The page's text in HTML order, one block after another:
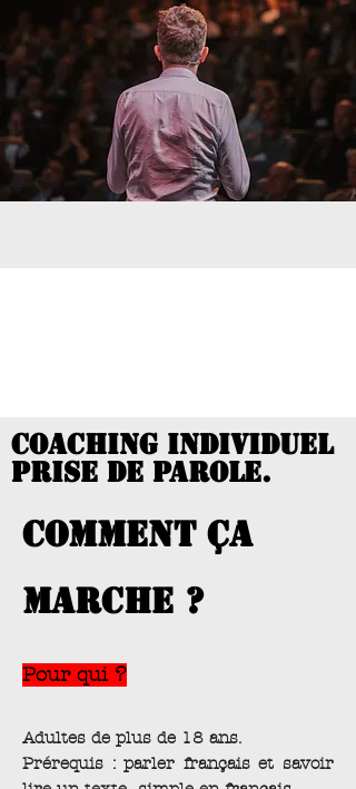
coaching individuel
prise de parole.
comment ça
marche ?
Pour qui ?
Adultes de plus de 18 ans.
Prérequis : parler français et savoir